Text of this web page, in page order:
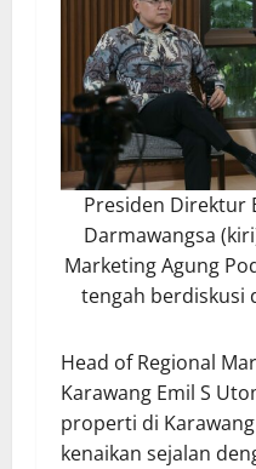
Presiden Direktur
Darmawangsa
Marketing Agung
tengah berdiskusi
Head of Regional
Karawang Emil S
properti di
kenaikan sejalan